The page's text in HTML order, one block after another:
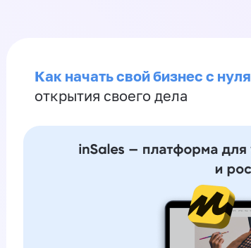
Как начать свой бизнес с нуля
открытия своего дела